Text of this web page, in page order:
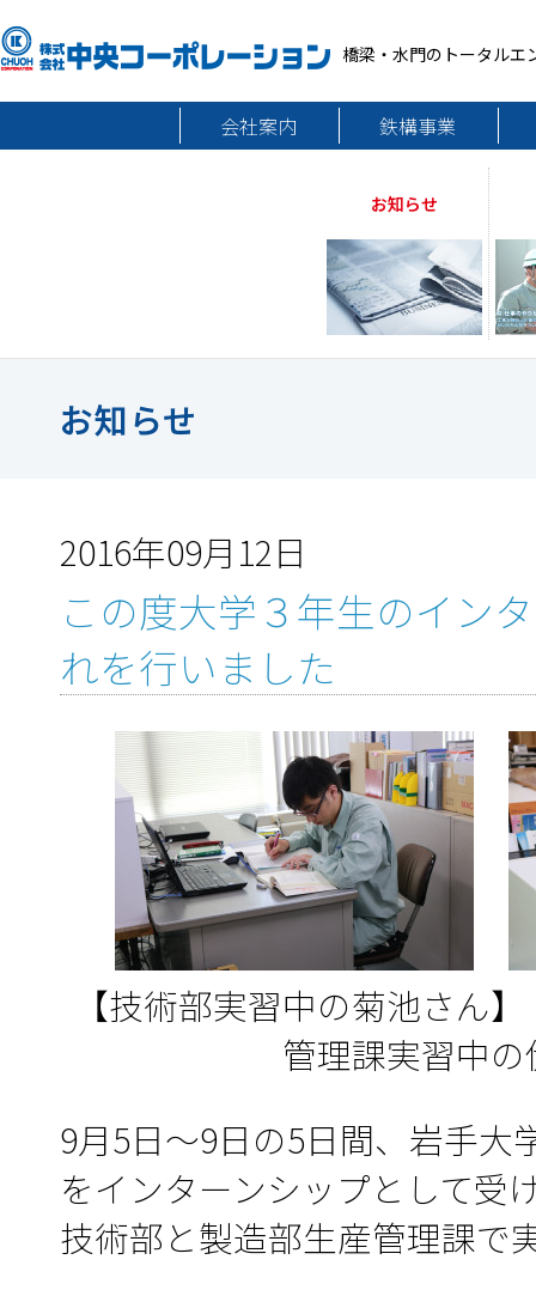
橋梁・水門のトータルエ
会社案内 鉄構事業
お知らせ
お知らせ
2016年09月12日
この度大学３年生のイン
れを行いました
【技術部実習中の
管理課実習中
9月5日～9日の5日間、岩手大
をインターンシップとして受
技術部と製造部生産管理課で